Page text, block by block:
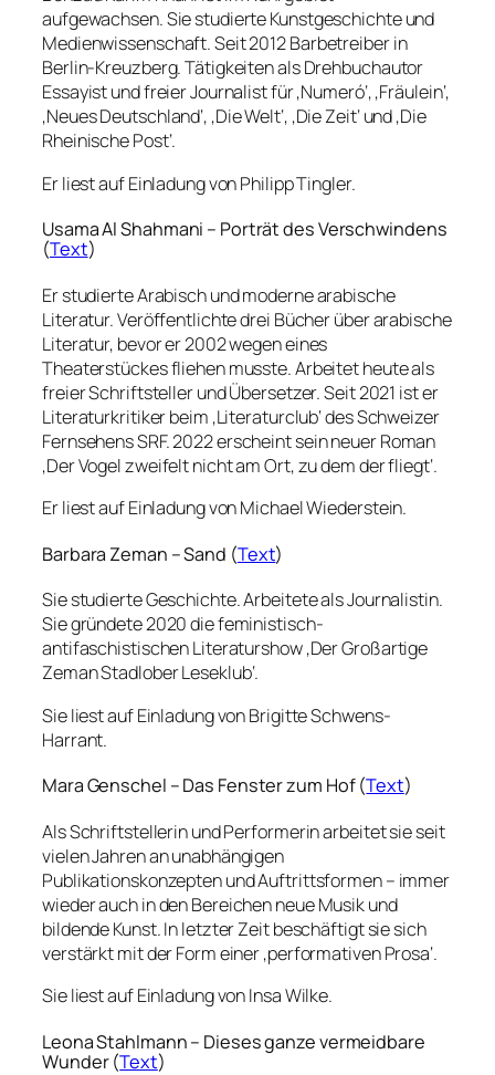
aufgewachsen. Sie studierte Kunstgeschichte und
Medienwissenschaft. Seit 2012 Barbetreiber in
Berlin-Kreuzberg. Tätigkeiten als Drehbuchautor
Essayist und freier Journalist für ‚Numeró‘, ‚Fräulein‘,
‚Neues Deutschland‘, ‚Die Welt‘, ‚Die Zeit‘ und ‚Die
Rheinische Post‘.
Er liest auf Einladung von Philipp Tingler.
Usama Al Shahmani – Porträt des Verschwindens
(Text)
Er studierte Arabisch und moderne arabische
Literatur. Veröffentlichte drei Bücher über arabische
Literatur, bevor er 2002 wegen eines
Theaterstückes fliehen musste. Arbeitet heute als
freier Schriftsteller und Übersetzer. Seit 2021 ist er
Literaturkritiker beim ‚Literaturclub‘ des Schweizer
Fernsehens SRF. 2022 erscheint sein neuer Roman
‚Der Vogel zweifelt nicht am Ort, zu dem der fliegt‘.
Er liest auf Einladung von Michael Wiederstein.
Barbara Zeman – Sand (Text)
Sie studierte Geschichte. Arbeitete als Journalistin.
Sie gründete 2020 die feministisch-
antifaschistischen Literaturshow ‚Der Großartige
Zeman Stadlober Leseklub‘.
Sie liest auf Einladung von Brigitte Schwens-
Harrant.
Mara Genschel – Das Fenster zum Hof (Text)
Als Schriftstellerin und Performerin arbeitet sie seit
vielen Jahren an unabhängigen
Publikationskonzepten und Auftrittsformen – immer
wieder auch in den Bereichen neue Musik und
bildende Kunst. In letzter Zeit beschäftigt sie sich
verstärkt mit der Form einer ‚performativen Prosa‘.
Sie liest auf Einladung von Insa Wilke.
Leona Stahlmann – Dieses ganze vermeidbare
Wunder (Text)